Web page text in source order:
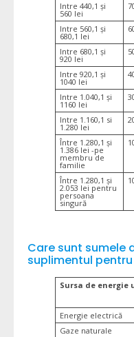
Intre 440,1 și
560 lei
Intre 560,1 și
680,1 lei
Intre 680,1 și
920 lei
Intre 920,1 și
1040 lei
Intre 1.040,1 și
1160 lei
Intre 1.160,1 si
1.280 lei
Între 1.280,1 și
1.386 lei -pe
membru de
familie
Între 1.280,1 și
2.053 lei pentru
persoana
singură
Care sunt sumele
suplimentul
Sursa de energie
Energie electrică
Gaze naturale